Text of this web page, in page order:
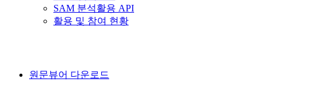
SAM 분석활용 API
활용 및 참여 현황
원문뷰어 다운로드